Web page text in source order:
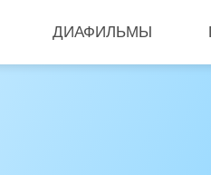
ДИАФИЛЬМЫ